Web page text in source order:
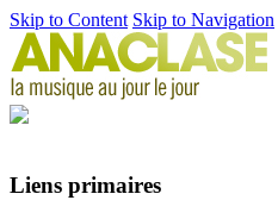
Skip to Content Skip to Navigation
Liens primaires